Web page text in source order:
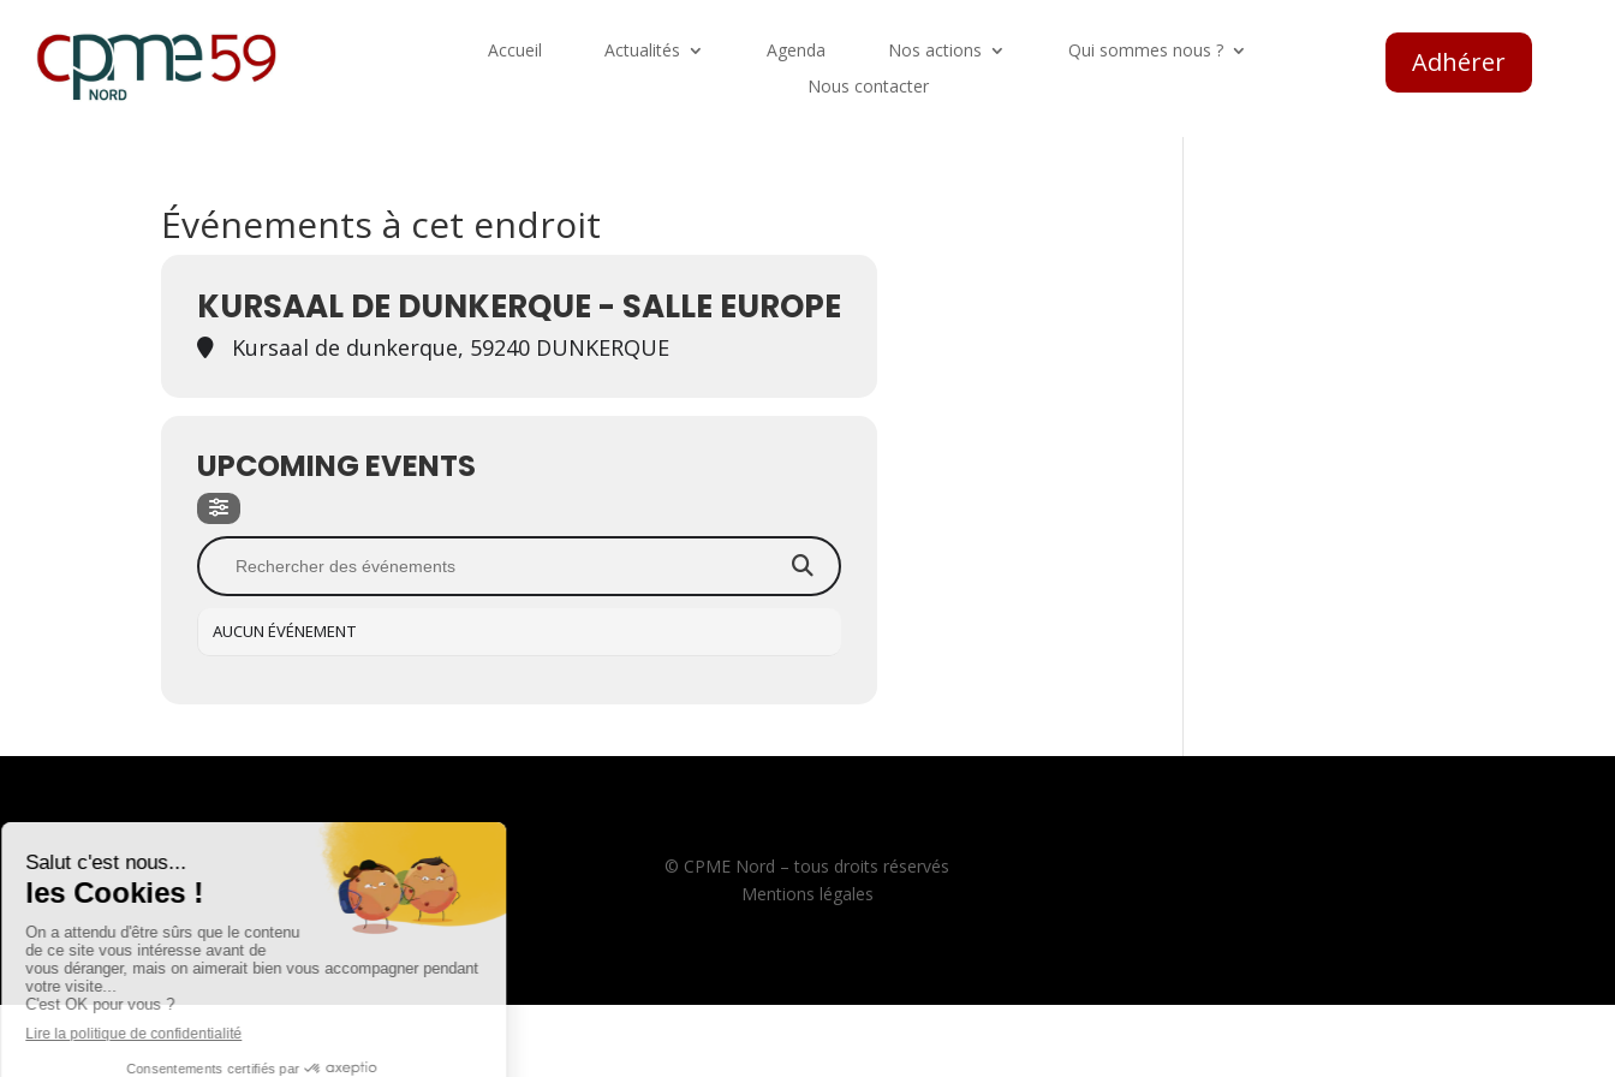
Accueil Actualités Agenda Nos actions
Qui sommes nous ?
Nous contacter
Adhérer
Événements à cet endroit
KURSAAL DE DUNKERQUE - SALLE EUROPE
Kursaal de dunkerque, 59240 DUNKERQUE
UPCOMING EVENTS
AUCUN ÉVÉNEMENT
© CPME Nord – tous droits réservés
Mentions légales